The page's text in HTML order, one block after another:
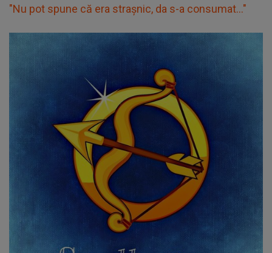
"Nu pot spune că era strașnic, da s-a consumat..."